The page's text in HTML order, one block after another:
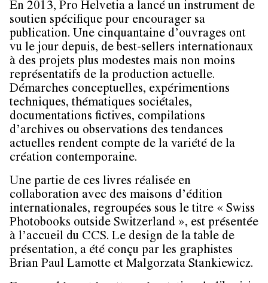
En 2013, Pro Helvetia a lancé un instrument de
soutien spécifique pour encourager sa
publication. Une cinquantaine d’ouvrages ont
vu le jour depuis, de best-sellers internationaux
à des projets plus modestes mais non moins
représentatifs de la production actuelle.
Démarches conceptuelles, expérimentions
techniques, thématiques sociétales,
documentations fictives, compilations
d’archives ou observations des tendances
actuelles rendent compte de la variété de la
création contemporaine.
Une partie de ces livres réalisée en
collaboration avec des maisons d’édition
internationales, regroupées sous le titre « Swiss
Photobooks outside Switzerland », est présentée
à l’accueil du CCS. Le design de la table de
présentation, a été conçu par les graphistes
Brian Paul Lamotte et Malgorzata Stankiewicz.